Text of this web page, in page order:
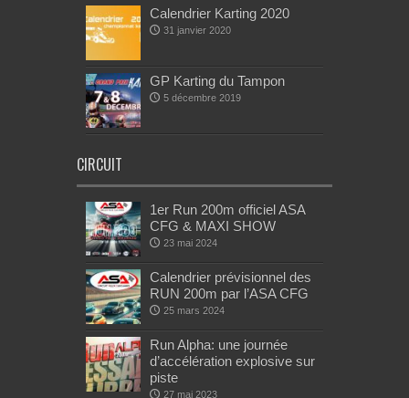
Calendrier Karting 2020
31 janvier 2020
GP Karting du Tampon
5 décembre 2019
CIRCUIT
1er Run 200m officiel ASA
CFG & MAXI SHOW
23 mai 2024
Calendrier prévisionnel des
RUN 200m par l’ASA CFG
25 mars 2024
Run Alpha: une journée
d’accélération explosive sur
piste
27 mai 2023